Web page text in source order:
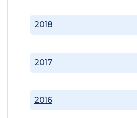
2016
2017
2018